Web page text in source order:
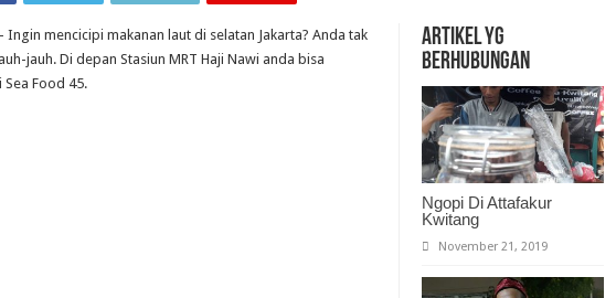
Artikel yg
berhubungan
Ngopi Di Attafakur
Kwitang
November 21, 2019
Ingin mencicipi makanan laut di selatan Jakarta? Anda tak
jauh. Di depan Stasiun MRT Haji Nawi anda bisa
Food 45.